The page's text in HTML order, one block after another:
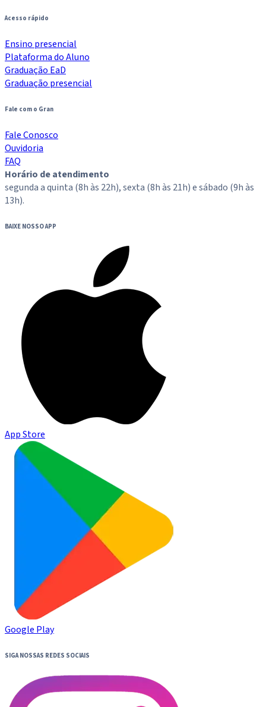
Acesso rápido
Ensino presencial
Plataforma do Aluno
Graduação EaD
Graduação presencial
Fale com o Gran
Fale Conosco
Ouvidoria
FAQ
Horário de atendimento
segunda a quinta (8h às 22h), sexta (8h às 21h) e sábado (9h às
13h).
BAIXE NOSSO APP
App Store
Google Play
SIGA NOSSAS REDES SOCIAIS